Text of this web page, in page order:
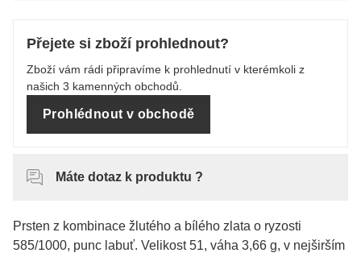
Přejete si zboží prohlednout?
Zboží vám rádi připravíme k prohlednutí v kterémkoli z
našich 3 kamenných obchodů.
Prohlédnout v obchodě
Máte dotaz k produktu ?
Prsten z kombinace žlutého a bílého zlata o ryzosti
585/1000, punc labuť. Velikost 51, váha 3,66 g, v nejširším